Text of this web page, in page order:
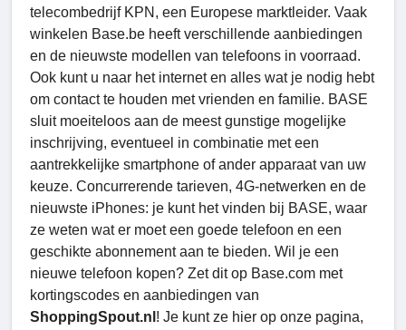
telecombedrijf KPN, een Europese marktleider. Vaak
winkelen Base.be heeft verschillende aanbiedingen
en de nieuwste modellen van telefoons in voorraad.
Ook kunt u naar het internet en alles wat je nodig hebt
om contact te houden met vrienden en familie. BASE
sluit moeiteloos aan de meest gunstige mogelijke
inschrijving, eventueel in combinatie met een
aantrekkelijke smartphone of ander apparaat van uw
keuze. Concurrerende tarieven, 4G-netwerken en de
nieuwste iPhones: je kunt het vinden bij BASE, waar
ze weten wat er moet een goede telefoon en een
geschikte abonnement aan te bieden. Wil je een
nieuwe telefoon kopen? Zet dit op Base.com met
kortingscodes en aanbiedingen van
ShoppingSpout.nl ! Je kunt ze hier op onze pagina,